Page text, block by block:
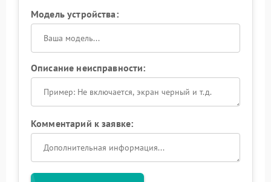
Модель устройства:
Описание неисправности:
Комментарий к заявке: